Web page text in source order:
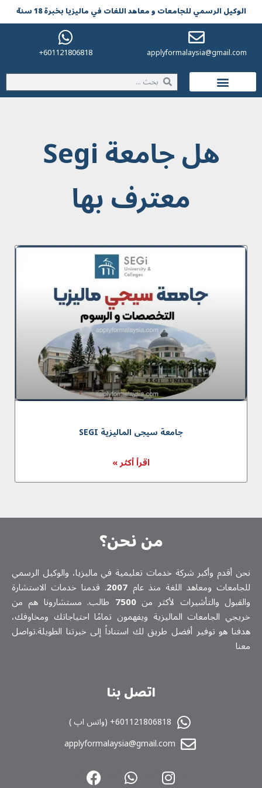
الوکیل الرسمي للجامعات و معاهد اللغات في مالیزیا بخبرة 18 سنة
applyformalaysia@gmail.com
601121806818+
هل جامعة Segi
معترف بها
جامعة سیجی المالیزیة SEGI
اقرأ أكثر »
من نحن؟
نحن أقدم وأكبر شركة خدمات تعلیمیة في ماليزيا، والوكيل الرسمي
للجامعات ومعاهد اللغة منذ عام 2007. قدمنا خدمات الاستشارة
والقبول والتأشيرات لأكثر من7500 طالب. مستشارونا هم من
خريجي الجامعات الماليزية ويفهمون تمامًا احتياجاتك ومخاوفك،
هدفنا هو توفير أفضل طريق لك استناداً إلى خبرتنا الطويلة.تواصل
معنا
اتصل بنا
601121806818+ (واتس اپ )
applyformalaysia@gmail.com